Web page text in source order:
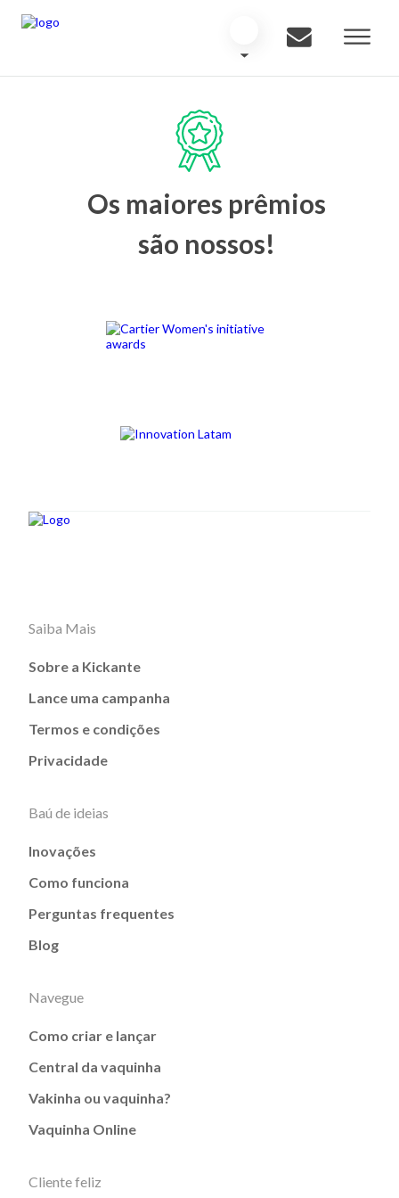
Os maiores prêmios
são nossos!
Saiba Mais
Sobre a Kickante
Lance uma campanha
Termos e condições
Privacidade
Baú de ideias
Inovações
Como funciona
Perguntas frequentes
Blog
Navegue
Como criar e lançar
Central da vaquinha
Vakinha ou vaquinha?
Vaquinha Online
Cliente feliz